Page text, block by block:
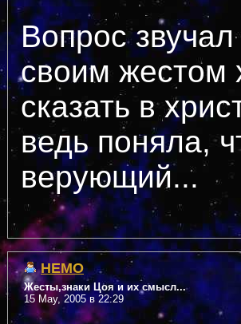
Вопрос
своим жестом
сказать в
ведь поняла,
верующий...
НЕМО
Жесты,знаки Цоя и их смысл...
15 May, 2005 в 22:29